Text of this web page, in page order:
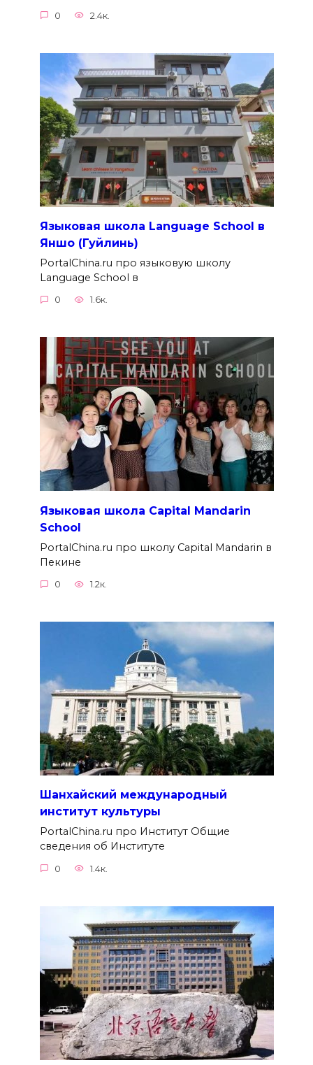
0 2.4к.
Языковая школа Language School в
Яншо (Гуйлинь)
PortalChina.ru про языковую школу
Language School в
0 1.6к.
Языковая школа Capital Mandarin
School
PortalChina.ru про школу Capital Mandarin в
Пекине
0 1.2к.
Шанхайский международный
институт культуры
PortalChina.ru про Институт Общие
сведения об Институте
0 1.4к.